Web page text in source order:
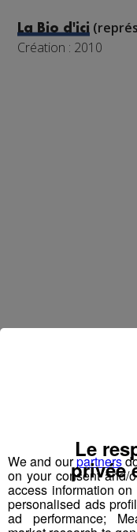
La Bio d'ici
Création : 2010
Création : 2019
We and ourpartners
on your consent and/
access information
personalised ads
ad performance;
Le
privée